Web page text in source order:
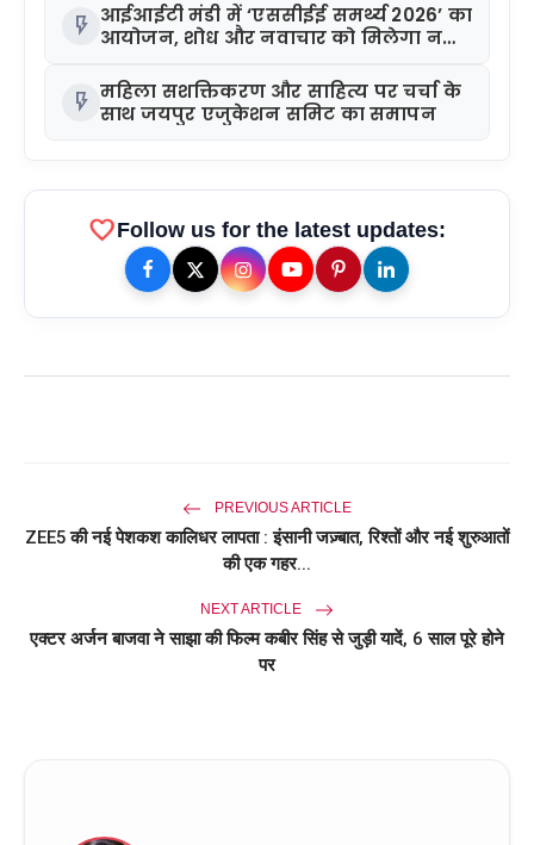
flash_on आईआईटी मंडी में ‘एससीईई समर्थ्य 2026’ का
आयोजन, शोध और नवाचार को मिलेगा नया
flash_on महिला सशक्तिकरण और साहित्य पर चर्चा के
साथ जयपुर एजुकेशन समिट का समापन
favoriteFollow us for the latest updates:
PREVIOUS ARTICLE
ZEE5 की नई पेशकश कालिधर लापता : इंसानी जज़्बात, रिश्तों और नई शुरुआतों
की एक गहर...
NEXT ARTICLE
एक्टर अर्जन बाजवा ने साझा की फिल्म कबीर सिंह से जुड़ी यादें, 6 साल पूरे होने
पर